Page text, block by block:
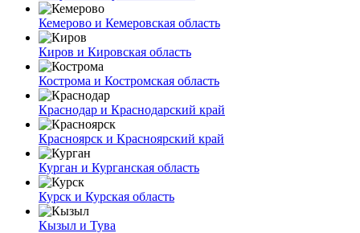
Кемерово и Кемеровская область
Киров и Кировская область
Кострома и Костромская область
Краснодар и Краснодарский край
Красноярск и Красноярский край
Курган и Курганская область
Курск и Курская область
Кызыл и Тува